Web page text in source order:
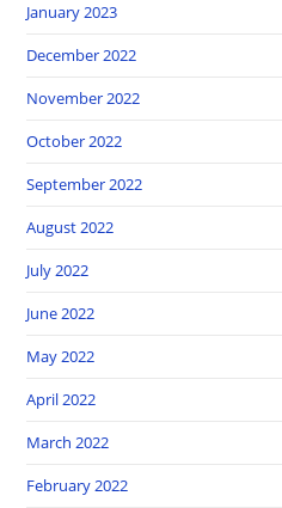
January 2023
December 2022
November 2022
October 2022
September 2022
August 2022
July 2022
June 2022
May 2022
April 2022
March 2022
February 2022